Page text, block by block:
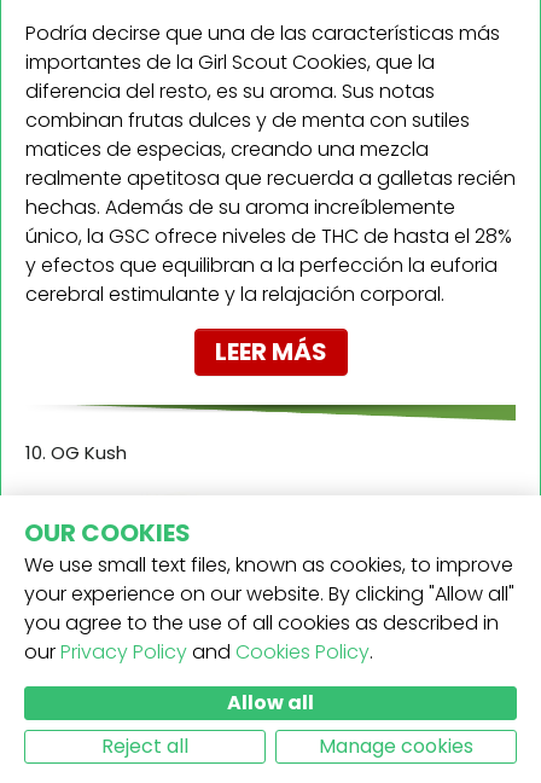
Podría decirse que una de las características más
importantes de la Girl Scout Cookies, que la
diferencia del resto, es su aroma. Sus notas
combinan frutas dulces y de menta con sutiles
matices de especias, creando una mezcla
realmente apetitosa que recuerda a galletas recién
hechas. Además de su aroma increíblemente
único, la GSC ofrece niveles de THC de hasta el 28%
y efectos que equilibran a la perfección la euforia
cerebral estimulante y la relajación corporal.
LEER MÁS
10. OG Kush
OUR COOKIES
We use small text files, known as cookies, to improve
your experience on our website. By clicking "Allow all"
you agree to the use of all cookies as described in
ourPrivacy Policyand Cookies Policy.
Allow all
Reject all
Manage cookies